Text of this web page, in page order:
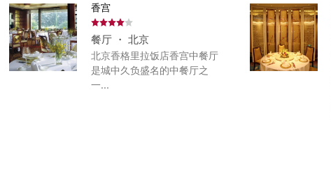
香宫
餐厅 ・ 北京
北京香格里拉饭店香宫中餐厅
是城中久负盛名的中餐厅之
一...